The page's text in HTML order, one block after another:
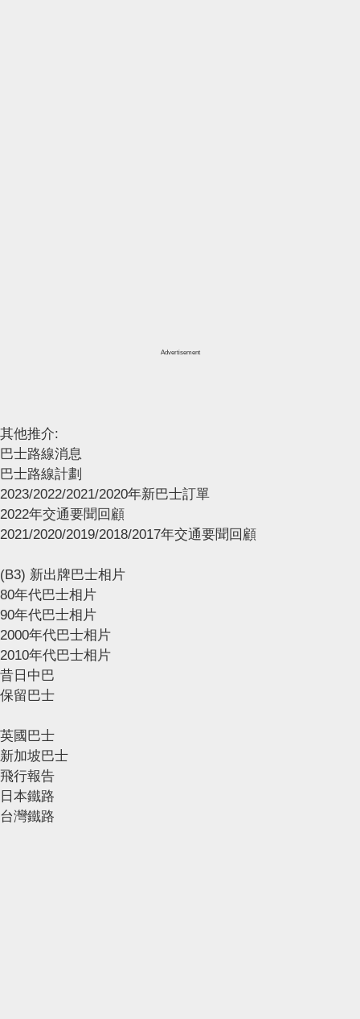
Advertisement
其他推介:
巴士路線消息
巴士路線計劃
2023/2022/2021/2020年新巴士訂單
2022年交通要聞回顧
2021/2020/2019/2018/2017年交通要聞回顧
(B3) 新出牌巴士相片
80年代巴士相片
90年代巴士相片
2000年代巴士相片
2010年代巴士相片
昔日中巴
保留巴士
英國巴士
新加坡巴士
飛行報告
日本鐵路
台灣鐵路